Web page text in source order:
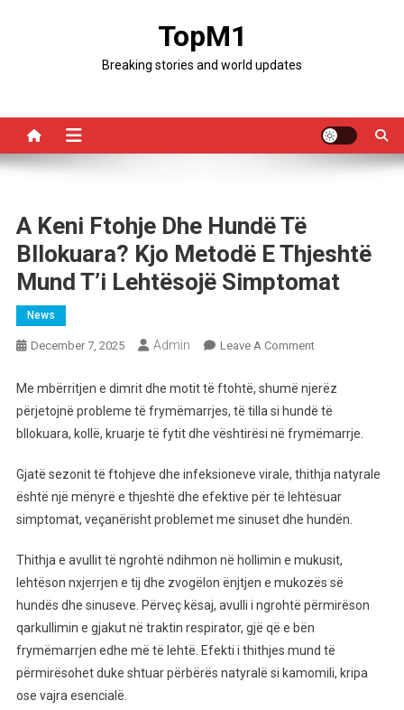
TopM1
Breaking stories and world updates
A Keni Ftohje Dhe Hundë Të
Bllokuara? Kjo Metodë E Thjeshtë
Mund T’i Lehtësojë Simptomat
News
December 7, 2025 Admin Leave A CommentOn
Keni
Ftohje
Dhe
Të
Bllokuara?
E
Lehtësojë
Simptomat
Me mbërritjen e dimrit dhe motit të ftohtë, shumë njerëz
përjetojnë probleme të frymëmarrjes, të tilla si hundë të
bllokuara, kollë, kruarje të fytit dhe vështirësi në frymëmarrje.
Gjatë sezonit të ftohjeve dhe infeksioneve virale, thithja natyrale
është një mënyrë e thjeshtë dhe efektive për të lehtësuar
simptomat, veçanërisht problemet me sinuset dhe hundën.
Thithja e avullit të ngrohtë ndihmon në hollimin e mukusit,
lehtëson nxjerrjen e tij dhe zvogëlon ënjtjen e mukozës së
hundës dhe sinuseve. Përveç kësaj, avulli i ngrohtë përmirëson
qarkullimin e gjakut në traktin respirator, gjë që e bën
frymëmarrjen edhe më të lehtë. Efekti i thithjes mund të
përmirësohet duke shtuar përbërës natyralë si kamomili, kripa
ose vajra esencialë.